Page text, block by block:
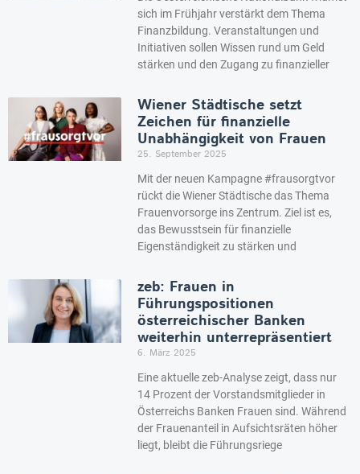
sich im Frühjahr verstärkt dem Thema
Finanzbildung. Veranstaltungen und
Initiativen sollen Wissen rund um Geld
stärken und den Zugang zu finanzieller
Wiener Städtische setzt
Zeichen für finanzielle
Unabhängigkeit von Frauen
25. September 2025
Mit der neuen Kampagne #frausorgtvor
rückt die Wiener Städtische das Thema
Frauenvorsorge ins Zentrum. Ziel ist es,
das Bewusstsein für finanzielle
Eigenständigkeit zu stärken und
zeb: Frauen in
Führungspositionen
österreichischer Banken
weiterhin unterrepräsentiert
6. März 2025
Eine aktuelle zeb-Analyse zeigt, dass nur
14 Prozent der Vorstandsmitglieder in
Österreichs Banken Frauen sind. Während
der Frauenanteil in Aufsichtsräten höher
liegt, bleibt die Führungsriege